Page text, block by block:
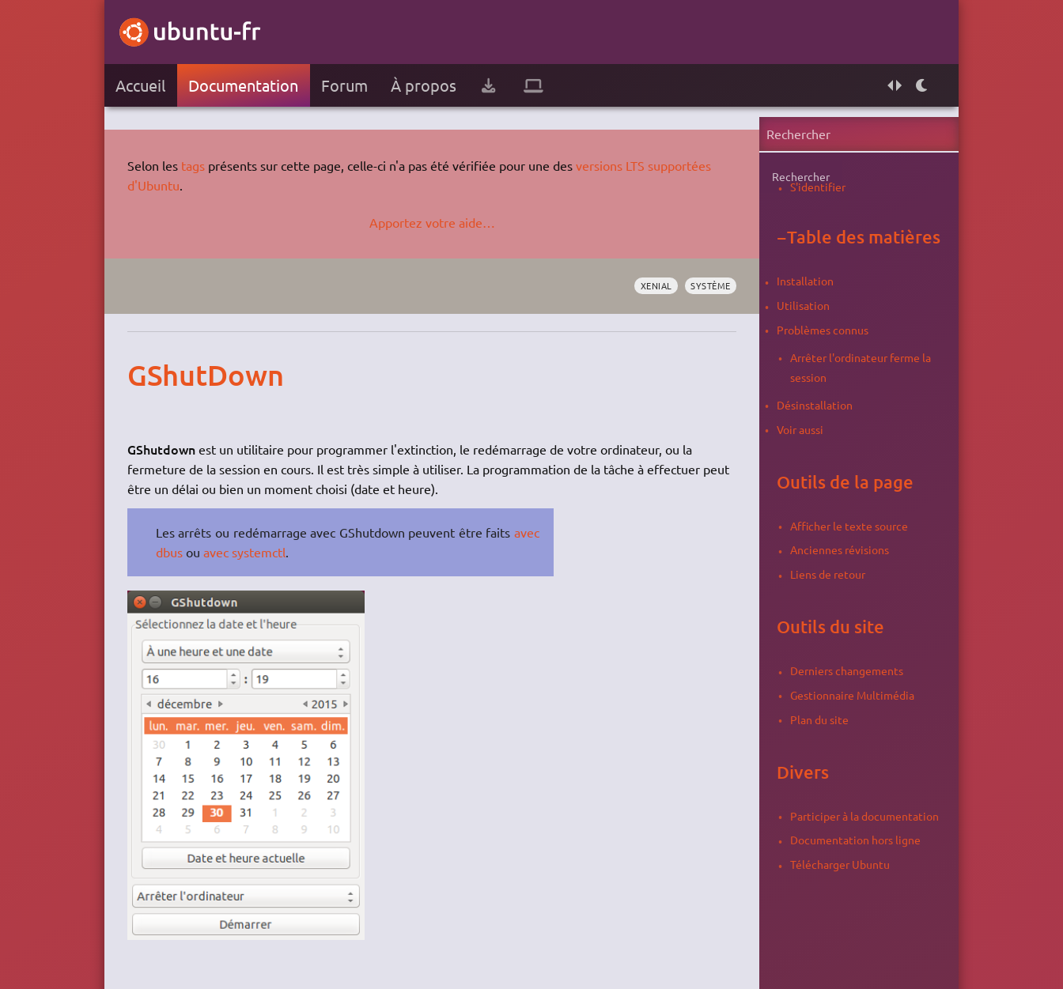
Accueil Documentation Forum À propos
Selon les tagsprésents sur cette page, celle-ci n'a pas été vérifiée pour une des versions LTS supportées
d'Ubuntu
Apportez votre aide…
XENIAL SYSTÈME
GShutDown
GShutdownest un utilitaire pour programmer l'extinction, le redémarrage de votre ordinateur, ou la
fermeture de la session en cours. Il est très simple à utiliser. La programmation de la tâche à effectuer peut
être un délai ou bien un moment choisi (date et heure).
Les arrêts ou redémarrage avec GShutdown peuvent être faitsavec
dbusou avec systemctl
Rechercher
S'identifier
−Table des matières
Installation
Utilisation
Problèmes connus
Arrêter l'ordinateur ferme la
session
Désinstallation
Voir aussi
Outils de la page
Afficher le texte source
Anciennes révisions
Liens de retour
Outils du site
Derniers changements
Gestionnaire Multimédia
Plan du site
Divers
Participer à la documentation
Documentation hors ligne
Télécharger Ubuntu